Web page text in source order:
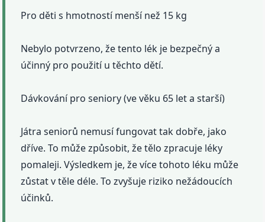
Pro děti s hmotností menší než 15 kg
Nebylo potvrzeno, že tento lék je bezpečný a
účinný pro použití u těchto dětí.
Dávkování pro seniory (ve věku 65 let a starší)
Játra seniorů nemusí fungovat tak dobře, jako
dříve. To může způsobit, že tělo zpracuje léky
pomaleji. Výsledkem je, že více tohoto léku může
zůstat v těle déle. To zvyšuje riziko nežádoucích
účinků.